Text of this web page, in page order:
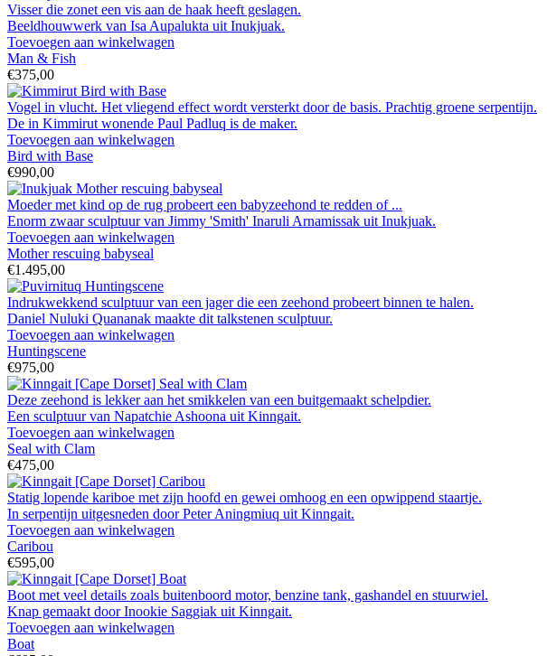
Visser die zonet een vis aan de haak heeft geslagen.
Beeldhouwwerk van Isa Aupalukta uit Inukjuak.
Toevoegen aan winkelwagen
Man & Fish
€375,00
Vogel in vlucht. Het vliegend effect wordt versterkt door de basis. Prachtig groene serpentijn.
De in Kimmirut wonende Paul Padluq is de maker.
Toevoegen aan winkelwagen
Bird with Base
€990,00
Moeder met kind op de rug probeert een babyzeehond te redden of ...
Enorm zwaar sculptuur van Jimmy 'Smith' Inaruli Arnamissak uit Inukjuak.
Toevoegen aan winkelwagen
Mother rescuing babyseal
€1.495,00
Indrukwekkend sculptuur van een jager die een zeehond probeert binnen te halen.
Daniel Nuluki Quananak maakte dit talkstenen sculptuur.
Toevoegen aan winkelwagen
Huntingscene
€975,00
Deze zeehond is lekker aan het smikkelen van een buitgemaakt schelpdier.
Een sculptuur van Napatchie Ashoona uit Kinngait.
Toevoegen aan winkelwagen
Seal with Clam
€475,00
Statig lopende kariboe met zijn hoofd en gewei omhoog en een opwippend staartje.
In serpentijn uitgesneden door Peter Aningmiuq uit Kinngait.
Toevoegen aan winkelwagen
Caribou
€595,00
Boot met veel details zoals buitenboord motor, benzine tank, gashandel en stuurwiel.
Knap gemaakt door Inookie Saggiak uit Kinngait.
Toevoegen aan winkelwagen
Boat